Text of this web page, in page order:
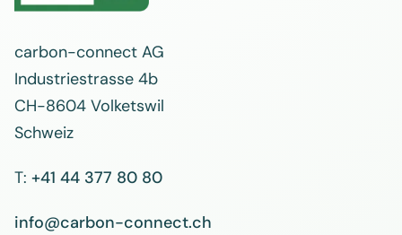
carbon-connect AG
Industriestrasse 4b
CH-8604 Volketswil
Schweiz
T: +41 44 377 80 80
info@carbon-connect.ch